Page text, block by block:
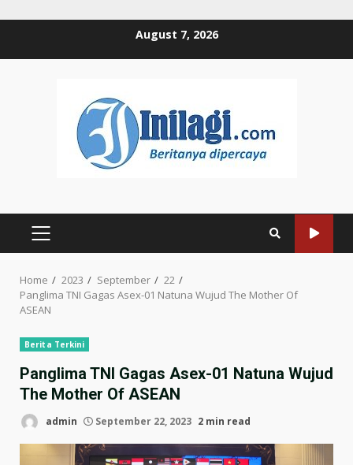
August 7, 2026
PRIMARY
Home 2023 September
22
Panglima TNI Gagas Asex-01 Natuna Wujud The Mother Of
ASEAN
Berita Terkini
Panglima TNI Gagas Asex-01 Natuna Wujud
The Mother Of ASEAN
admin September 22, 2023 2 min read